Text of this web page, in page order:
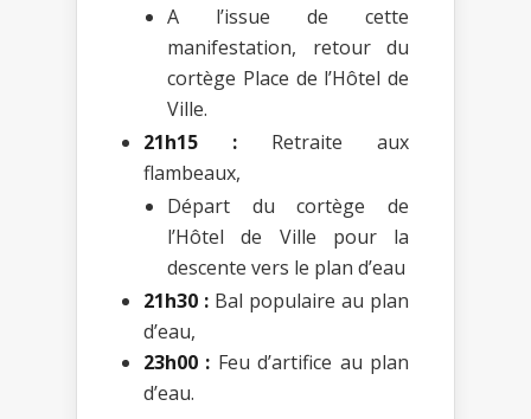
A l’issue de cette
manifestation, retour du
cortège Place de l’Hôtel de
Ville.
21h15 : Retraite aux
flambeaux,
Départ du cortège de
l’Hôtel de Ville pour la
descente vers le plan d’eau
21h30 : Bal populaire au plan
d’eau,
23h00 : Feu d’artifice au plan
d’eau.